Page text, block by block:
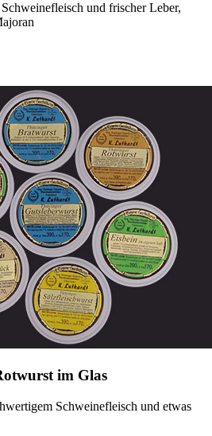
und frischer Leber,
im Glas
Schweinefleisch und etwas